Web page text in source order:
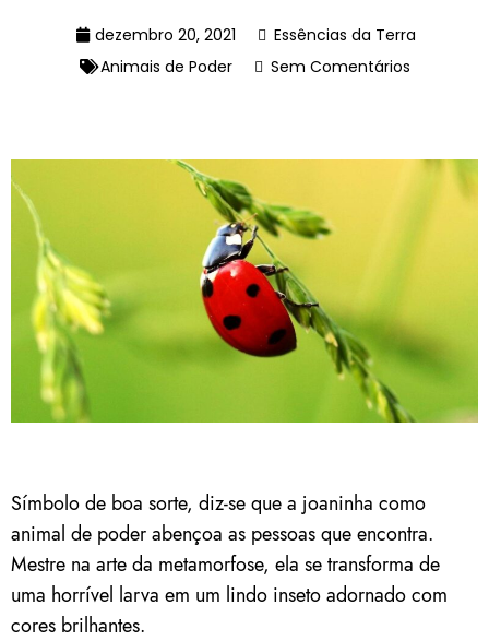
dezembro 20, 2021
Essências da Terra
Animais de Poder
Sem Comentários
Símbolo de boa sorte, diz-se que a joaninha como
animal de poder abençoa as pessoas que encontra.
Mestre na arte da metamorfose, ela se transforma de
uma horrível larva em um lindo inseto adornado com
cores brilhantes.